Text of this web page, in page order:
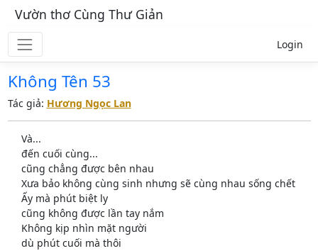
Vườn thơ Cùng Thư Giản
Login
Không Tên 53
Tác giả: Hương Ngọc Lan
Và...
đến cuối cùng...
cũng chẳng được bên nhau
Xưa bảo không cùng sinh nhưng sẽ cùng nhau sống chết
Ấy mà phút biệt ly
cũng không được lần tay nắm
Không kịp nhìn mặt người
dù phút cuối mà thôi